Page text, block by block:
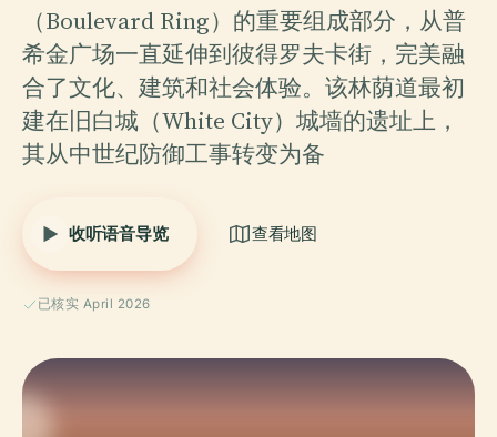
（Boulevard Ring）的重要组成部分，从普
希金广场一直延伸到彼得罗夫卡街，完美融
合了文化、建筑和社会体验。该林荫道最初
建在旧白城（White City）城墙的遗址上，
其从中世纪防御工事转变为备
收听语音导览 查看地图
已核实 April 2026